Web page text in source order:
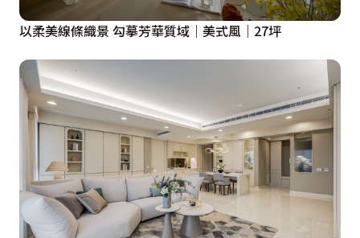
以柔美線條織景 勾摹芳華質域｜美式風｜27坪